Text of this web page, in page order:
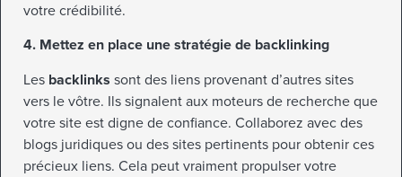
votre crédibilité.
4. Mettez en place une stratégie de backlinking
Les backlinks sont des liens provenant d’autres sites
vers le vôtre. Ils signalent aux moteurs de recherche que
votre site est digne de confiance. Collaborez avec des
blogs juridiques ou des sites pertinents pour obtenir ces
précieux liens. Cela peut vraiment propulser votre